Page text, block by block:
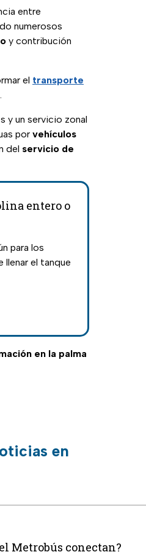
entre
numerosos
y contribución
el transporte
y un servicio zonal
por vehículos
del servicio de
entero o
para los
llenar el tanque
en la palma
en
Metrobús conectan?